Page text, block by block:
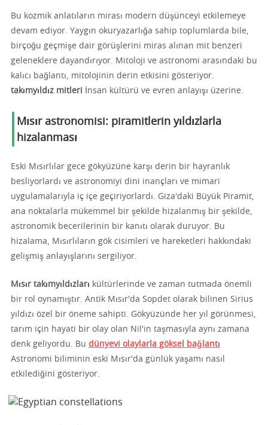
Bu kozmik anlatıların mirası modern düşünceyi etkilemeye
devam ediyor. Yaygın okuryazarlığa sahip toplumlarda bile,
birçoğu geçmişe dair görüşlerini miras alınan mit benzeri
geleneklere dayandırıyor. Mitoloji ve astronomi arasındaki bu
kalıcı bağlantı, mitolojinin derin etkisini gösteriyor.
takımyıldız mitleri İnsan kültürü ve evren anlayışı üzerine.
Mısır astronomisi: piramitlerin yıldızlarla
hizalanması
Eski Mısırlılar gece gökyüzüne karşı derin bir hayranlık
besliyorlardı ve astronomiyi dini inançları ve mimari
uygulamalarıyla iç içe geçiriyorlardı. Giza'daki Büyük Piramit,
ana noktalarla mükemmel bir şekilde hizalanmış bir şekilde,
astronomik becerilerinin bir kanıtı olarak duruyor. Bu
hizalama, Mısırlıların gök cisimleri ve hareketleri hakkındaki
gelişmiş anlayışlarını sergiliyor.
Mısır takımyıldızları kültürlerinde ve zaman tutmada önemli
bir rol oynamıştır. Antik Mısır'da Sopdet olarak bilinen Sirius
yıldızı özel bir öneme sahipti. Gökyüzünde her yıl görünmesi,
tarım için hayati bir olay olan Nil'in taşmasıyla aynı zamana
denk geliyordu. Bu dünyevi olaylarla göksel bağlantı
Astronomi biliminin eski Mısır'da günlük yaşamı nasıl
etkilediğini gösteriyor.